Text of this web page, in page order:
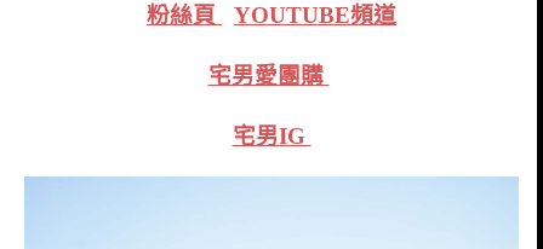
粉絲頁 YOUTUBE頻道
宅男愛團購
宅男IG